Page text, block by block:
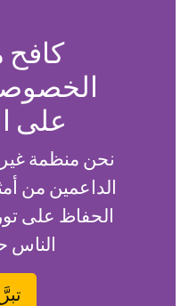
على
نحن منظمة
الداعمين من
الحفاظ على تور
الناس